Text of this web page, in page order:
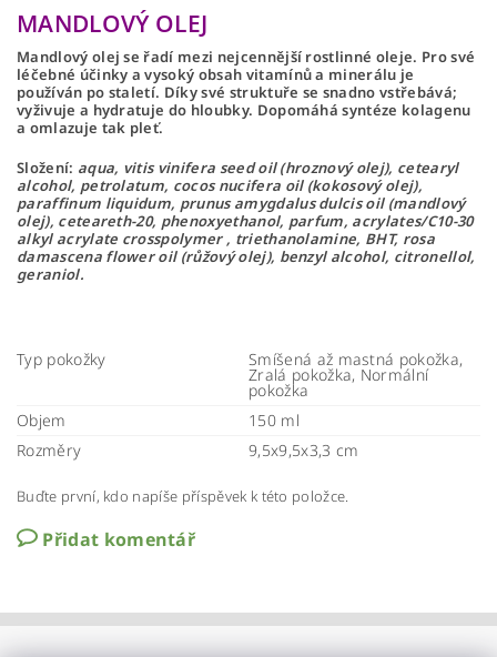
MANDLOVÝ OLEJ
Mandlový olej se řadí mezi nejcennější rostlinné oleje. Pro své
léčebné účinky a vysoký obsah vitamínů a minerálu je
používán po staletí. Díky své struktuře se snadno vstřebává;
vyživuje a hydratuje do hloubky. Dopomáhá syntéze kolagenu
a omlazuje tak pleť.
Složení: aqua, vitis vinifera seed oil (hroznový olej), cetearyl
alcohol, petrolatum, cocos nucifera oil (kokosový olej),
paraffinum liquidum, prunus amygdalus dulcis oil (mandlový
olej), ceteareth-20, phenoxyethanol, parfum, acrylates/C10-30
alkyl acrylate crosspolymer , triethanolamine, BHT, rosa
damascena flower oil (růžový olej), benzyl alcohol, citronellol,
geraniol.
Typ pokožky Smíšená až mastná pokožka,
Zralá pokožka, Normální
pokožka
Objem
150 ml
Rozměry
9,5x9,5x3,3 cm
Buďte první, kdo napíše příspěvek k této položce.
Přidat komentář